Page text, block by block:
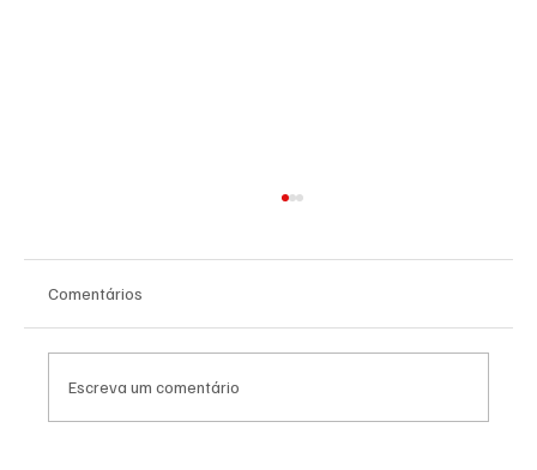
Comentários
Escreva um comentário